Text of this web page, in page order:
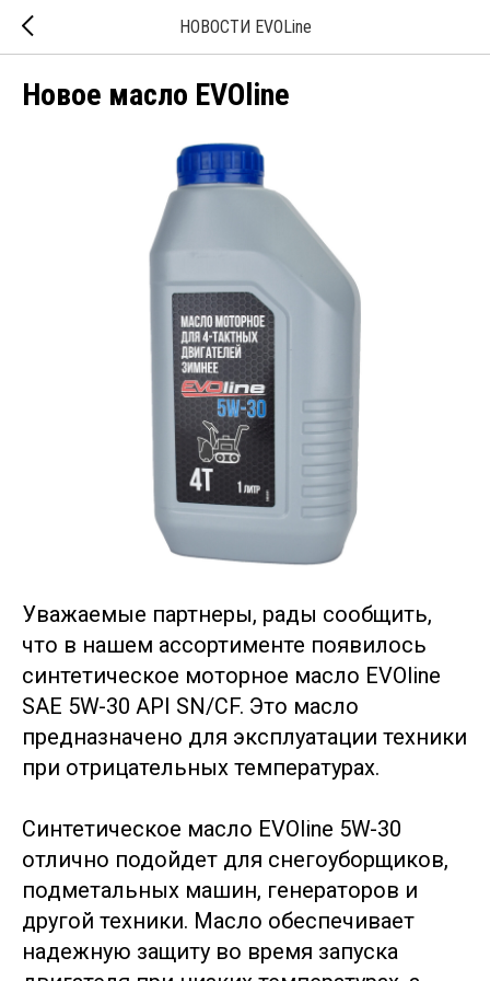
НОВОСТИ EVOLine
Новое масло EVOline
Уважаемые партнеры, рады сообщить,
что в нашем ассортименте появилось
синтетическое моторное масло EVOline
SAE 5W-30 API SN/CF. Это масло
предназначено для эксплуатации техники
при отрицательных температурах.
Синтетическое масло EVOline 5W-30
отлично подойдет для снегоуборщиков,
подметальных машин, генераторов и
другой техники. Масло обеспечивает
надежную защиту во время запуска